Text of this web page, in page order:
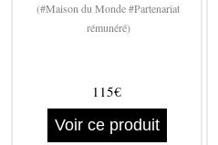
(#Maison du Monde #Partenariat
rémunéré)
115€
Voir ce produit